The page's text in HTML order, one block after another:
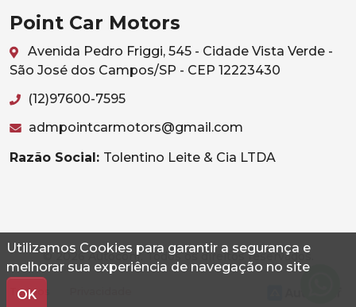
Utilizamos Cookies para garantir a segurança e
melhorar sua experiência de navegação no site
OK
Point Car Motors
Avenida Pedro Friggi, 545 - Cidade Vista Verde -
São José dos Campos/SP - CEP 12223430
(12)97600-7595
admpointcarmotors@gmail.com
Razão Social: Tolentino Leite & Cia LTDA
© 2026 Autoconf. Todos os direitos reservados.
Termos